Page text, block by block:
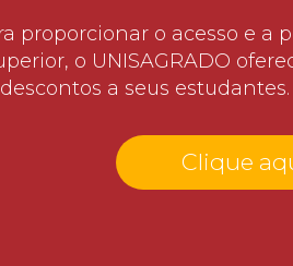
proporcionar o acesso e a
o UNISAGRADO
descontos a seus
Clique